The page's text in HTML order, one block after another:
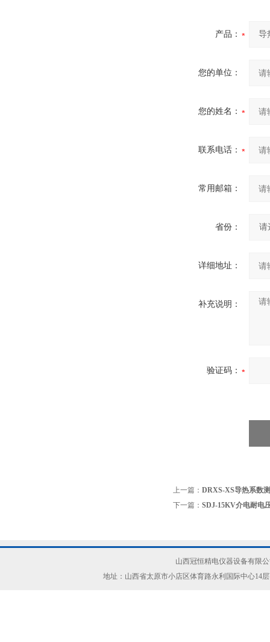
产品：
您的单位：
您的姓名：
联系电话：
常用邮箱：
省份：
详细地址：
补充说明：
验证码：
上一篇： DRXS-XS导热系数
下一篇： SDJ-15KV介电耐电
山西冠恒精电仪器设备有限
地址：山西省太原市小店区体育路永利国际中心14